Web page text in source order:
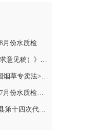
衡南县自来水有限公司2026年8月份水质检测报告
《湖南省供销合作社条例（征求意见稿）》公开征集意见
《湖南省实施<中华人民共和国烟草专卖法>若干规定（征求意见稿）》公开征集意见
衡南县自来水有限公司2026年7月份水质检测报告公示
大会进行时 | 中国共产党衡南县第十四次代表大会召开预备会议第二阶段会议